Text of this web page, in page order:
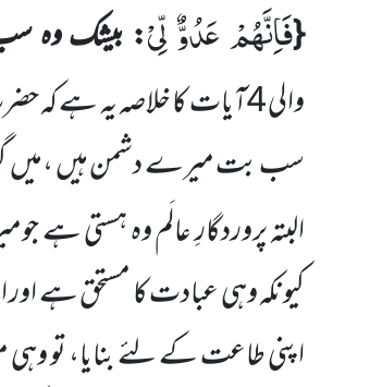
{فَاِنَّهُمْ عَدُوٌّ لِّیْ: بیشک وہ
والی 4آیات کا خلاصہ یہ ہے کہ حضرت ابراہیم
سب بت میرے دشمن ہیں ،میں
البتہ پروردگارِ عالَم وہ ہستی ہے
کیونکہ وہی عبادت کا مستحق ہے
اپنی طاعت کے لئے بنایا، تو وہی